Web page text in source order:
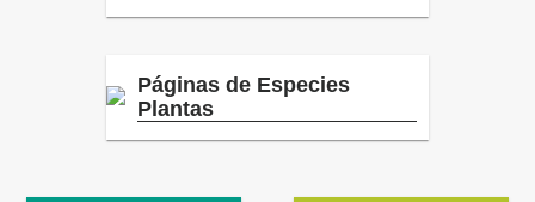
Páginas de Especies
Plantas